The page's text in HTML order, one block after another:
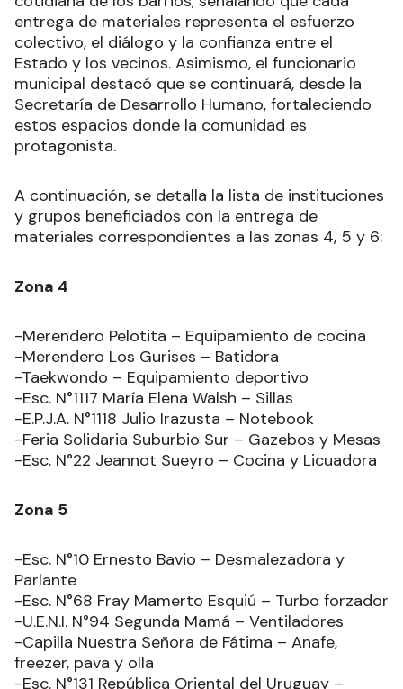
entrega de materiales representa el esfuerzo
colectivo, el diálogo y la confianza entre el
Estado y los vecinos. Asimismo, el funcionario
municipal destacó que se continuará, desde la
Secretaría de Desarrollo Humano, fortaleciendo
estos espacios donde la comunidad es
protagonista.
A continuación, se detalla la lista de instituciones
y grupos beneficiados con la entrega de
materiales correspondientes a las zonas 4, 5 y 6:
Zona 4
-Merendero Pelotita – Equipamiento de cocina
-Merendero Los Gurises – Batidora
-Taekwondo – Equipamiento deportivo
-Esc. N°1117 María Elena Walsh – Sillas
-E.P.J.A. N°1118 Julio Irazusta – Notebook
-Feria Solidaria Suburbio Sur – Gazebos y Mesas
-Esc. N°22 Jeannot Sueyro – Cocina y Licuadora
Zona 5
-Esc. N°10 Ernesto Bavio – Desmalezadora y
Parlante
-Esc. N°68 Fray Mamerto Esquiú – Turbo forzador
-U.E.N.I. N°94 Segunda Mamá – Ventiladores
-Capilla Nuestra Señora de Fátima – Anafe,
freezer, pava y olla
-Esc. N°131 República Oriental del Uruguay –